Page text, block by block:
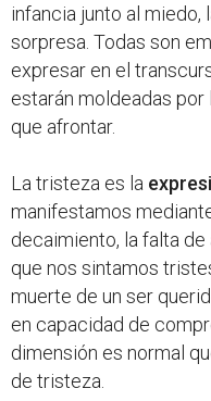
infancia junto al miedo,
sorpresa. Todas son
expresar en el
estarán moldeadas
que afrontar.
La tristeza es la
manifestamos
decaimiento, la falta
que nos sintamos
muerte de un ser
en capacidad de
dimensión es normal
de tristeza.